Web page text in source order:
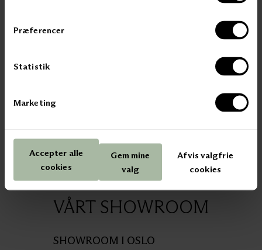
Præferencer
Statistik
Marketing
Accepter alle
cookies
Gem mine
valg
Afvis valgfrie
cookies
SE ALLE VORES BRANDS HER
VÅRT SHOWROOM
SHOWROOM I OSLO